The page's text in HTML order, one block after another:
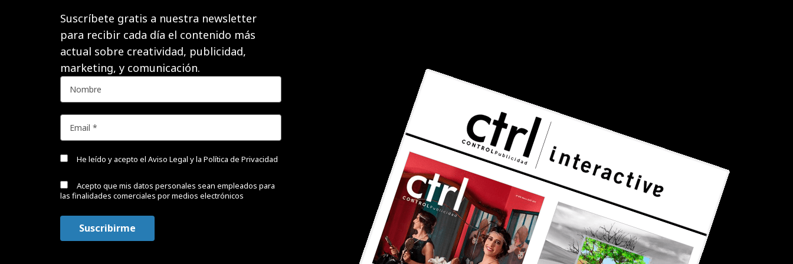
Suscríbete gratis a nuestra newsletter
para recibir cada día el contenido más
actual sobre creatividad, publicidad,
marketing, y comunicación.
He leído y acepto el Aviso Legal y la Política de Privacidad
Acepto que mis datos personales sean empleados para
las finalidades comerciales por medios electrónicos